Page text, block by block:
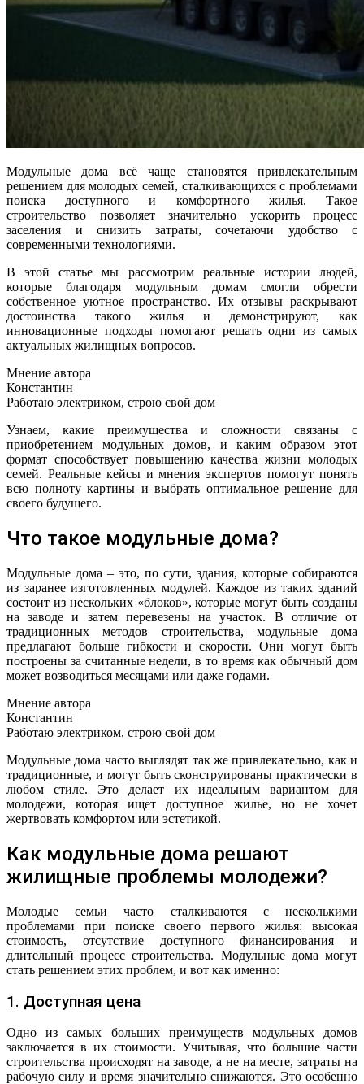
Модульные дома всё чаще становятся привлекательным
решением для молодых семей, сталкивающихся с проблемами
поиска доступного и комфортного жилья. Такое
строительство позволяет значительно ускорить процесс
заселения и снизить затраты, сочетаючи удобство с
современными технологиями.
В этой статье мы рассмотрим реальные истории людей,
которые благодаря модульным домам смогли обрести
собственное уютное пространство. Их отзывы раскрывают
достоинства такого жилья и демонстрируют, как
инновационные подходы помогают решать одни из самых
актуальных жилищных вопросов.
Мнение автора
Константин
Работаю электриком, строю свой дом
Узнаем, какие преимущества и сложности связаны с
приобретением модульных домов, и каким образом этот
формат способствует повышению качества жизни молодых
семей. Реальные кейсы и мнения экспертов помогут понять
всю полноту картины и выбрать оптимальное решение для
своего будущего.
Что такое модульные дома?
Модульные дома – это, по сути, здания, которые собираются
из заранее изготовленных модулей. Каждое из таких зданий
состоит из нескольких «блоков», которые могут быть созданы
на заводе и затем перевезены на участок. В отличие от
традиционных методов строительства, модульные дома
предлагают больше гибкости и скорости. Они могут быть
построены за считанные недели, в то время как обычный дом
может возводиться месяцами или даже годами.
Мнение автора
Константин
Работаю электриком, строю свой дом
Модульные дома часто выглядят так же привлекательно, как и
традиционные, и могут быть сконструированы практически в
любом стиле. Это делает их идеальным вариантом для
молодежи, которая ищет доступное жилье, но не хочет
жертвовать комфортом или эстетикой.
Как модульные дома решают
жилищные проблемы молодежи?
Молодые семьи часто сталкиваются с несколькими
проблемами при поиске своего первого жилья: высокая
стоимость, отсутствие доступного финансирования и
длительный процесс строительства. Модульные дома могут
стать решением этих проблем, и вот как именно:
1. Доступная цена
Одно из самых больших преимуществ модульных домов
заключается в их стоимости. Учитывая, что большие части
строительства происходят на заводе, а не на месте, затраты на
рабочую силу и время значительно снижаются. Это особенно